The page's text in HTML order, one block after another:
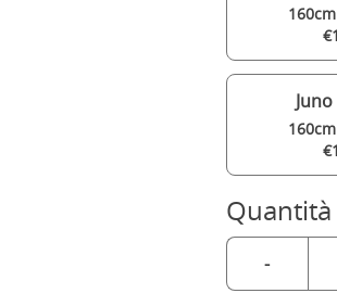
Quantità
-